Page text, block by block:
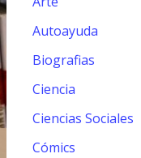
Autoayuda
Biografias
Ciencia
Ciencias Sociales
Cómics